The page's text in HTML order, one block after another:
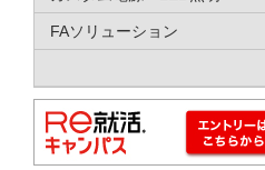
FAソリューション